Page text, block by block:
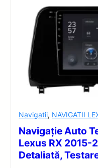
Navigatii, NAVIGATII
Navigație Auto
Lexus RX
Detaliată,